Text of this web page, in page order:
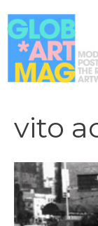
al
contenuto
vito